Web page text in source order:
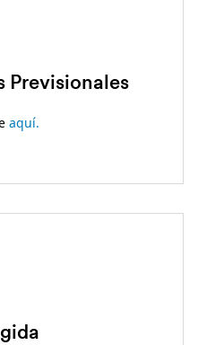
Previsionales
aquí.